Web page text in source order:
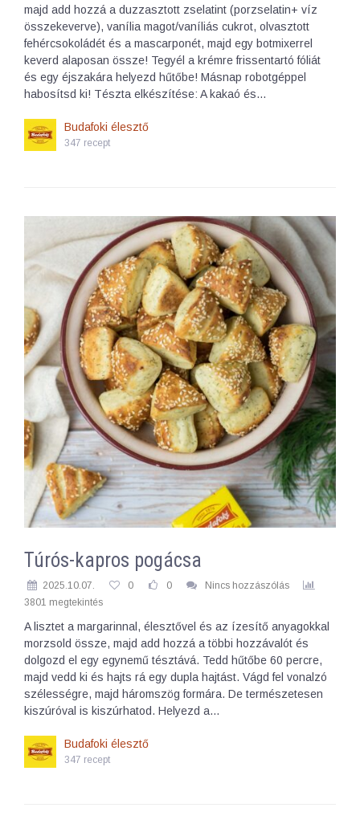
majd add hozzá a duzzasztott zselatint (porzselatin+ víz
összekeverve), vanília magot/vaníliás cukrot, olvasztott
fehércsokoládét és a mascarponét, majd egy botmixerrel
keverd alaposan össze! Tegyél a krémre frissentartó fóliát
és egy éjszakára helyezd hűtőbe! Másnap robotgéppel
habosítsd ki! Tészta elkészítése: A kakaó és…
Budafoki élesztő
347 recept
Túrós-kapros pogácsa
2025.10.07. 0 0
Nincs hozzászólás
3801 megtekintés
A lisztet a margarinnal, élesztővel és az ízesítő anyagokkal
morzsold össze, majd add hozzá a többi hozzávalót és
dolgozd el egy egynemű tésztává. Tedd hűtőbe 60 percre,
majd vedd ki és hajts rá egy dupla hajtást. Vágd fel vonalzó
szélességre, majd háromszög formára. De természetesen
kiszúróval is kiszúrhatod. Helyezd a…
Budafoki élesztő
347 recept